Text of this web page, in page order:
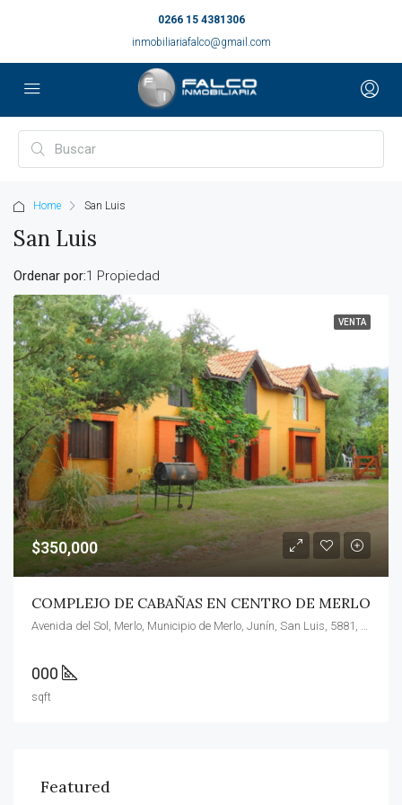
0266 15 4381306
inmobiliariafalco@gmail.com
Home San Luis
San Luis
1 Propiedad
Ordenar por:
VENTA
$350,000
COMPLEJO DE CABAÑAS EN CENTRO DE MERLO
000
sqft
Featured